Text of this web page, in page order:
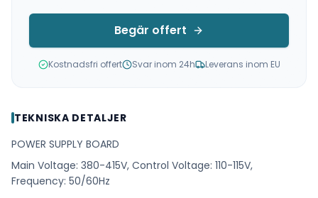
Begär offert
Kostnadsfri offert Svar inom 24h Leverans inom EU
TEKNISKA DETALJER
POWER SUPPLY BOARD
Main Voltage: 380-415V, Control Voltage: 110-115V,
Frequency: 50/60Hz